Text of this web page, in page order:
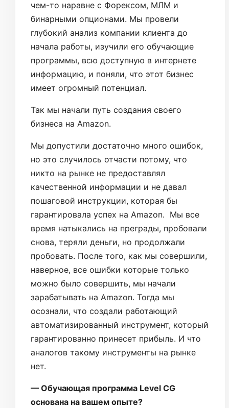
чем-то наравне с Форексом, МЛМ и
бинарными опционами. Мы провели
глубокий анализ компании клиента до
начала работы, изучили его обучающие
программы, всю доступную в интернете
информацию, и поняли, что этот бизнес
имеет огромный потенциал.
Так мы начали путь создания своего
бизнеса на Amazon.
Мы допустили достаточно много ошибок,
но это случилось отчасти потому, что
никто на рынке не предоставлял
качественной информации и не давал
пошаговой инструкции, которая бы
гарантировала успех на Amazon. Мы все
время натыкались на преграды, пробовали
снова, теряли деньги, но продолжали
пробовать. После того, как мы совершили,
наверное, все ошибки которые только
можно было совершить, мы начали
зарабатывать на Amazon. Тогда мы
осознали, что создали работающий
автоматизированный инструмент, который
гарантированно принесет прибыль. И что
аналогов такому инструменты на рынке
нет.
— Обучающая программа Level CG
основана на вашем опыте?